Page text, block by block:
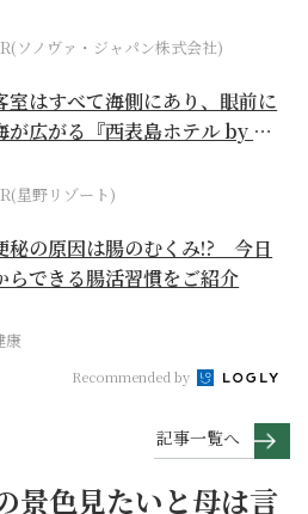
ソノヴァ・ジャパン株式会社)
室はすべて海側にあり、眼前に
が広がる『西表島ホテル by 星
星野リゾート)
秘の原因は腸のむくみ!? 今日
らできる腸活習慣をご紹介
康
Recommended by
記事一覧へ
景色見たいと母は言